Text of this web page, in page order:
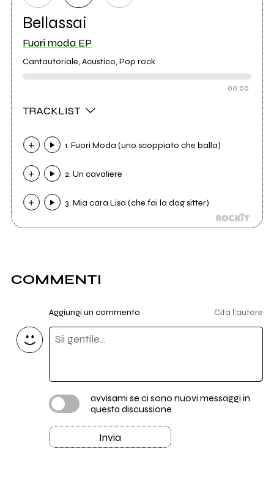
Bellassai
Fuori moda EP
Cantautoriale, Acustico, Pop rock
00:00
TRACKLIST
1. Fuori Moda (uno scoppiato che balla)
2. Un cavaliere
3. Mia cara Lisa (che fai la dog sitter)
COMMENTI
Aggiungi un commento Cita l'autore
avvisami se ci sono nuovi messaggi in
questa discussione
Invia